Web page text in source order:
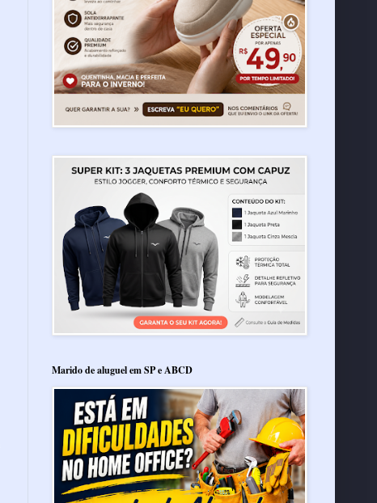
Marido de aluguel em SP e ABCD